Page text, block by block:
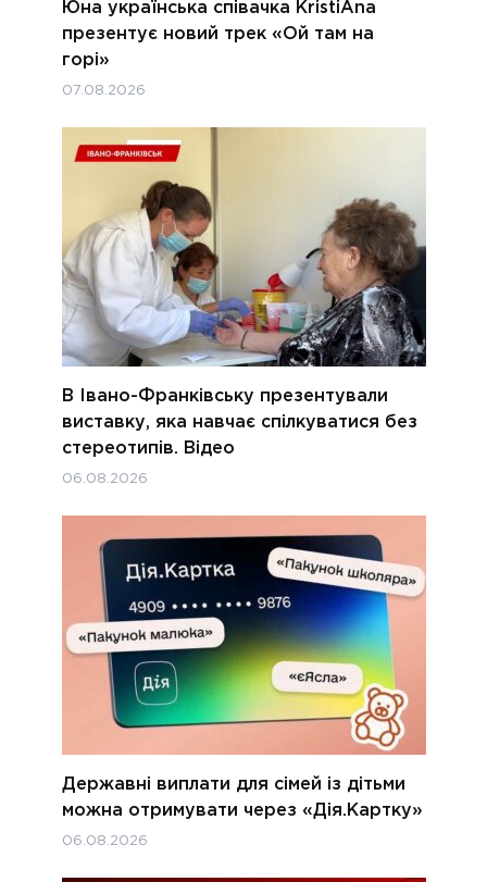
Юна українська співачка KristiAna
презентує новий трек «Ой там на
горі»
07.08.2026
В Івано-Франківську презентували
виставку, яка навчає спілкуватися без
стереотипів. Відео
06.08.2026
Державні виплати для сімей із дітьми
можна отримувати через «Дія.Картку»
06.08.2026